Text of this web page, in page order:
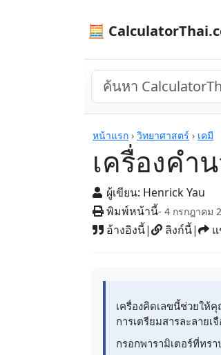
🧮
หน้าแรก › วิทยาศาสตร์ › เคมี
เครื่องคำ
ผู้เขียน: Henrick Yau
พิมพ์หน้านี้- 4 กรกฎาคม
อ้างอิงนี้| ลิงก์นี้|
เครื่องคิดเลข
เครื่องคิดเลขนี้ช่วยให้
การเตรียมสารละลาย
กรอกพารามิเตอร์ที่ทรา